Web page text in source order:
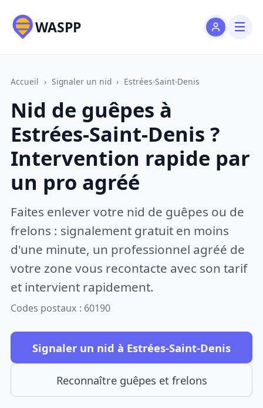
WASPP
Accueil › Signaler un nid › Estrées-Saint-Denis
Nid de guêpes à
Estrées-Saint-Denis ?
Intervention rapide par
un pro agréé
Faites enlever votre nid de guêpes ou de
frelons : signalement gratuit en moins
d'une minute, un professionnel agréé de
votre zone vous recontacte avec son tarif
et intervient rapidement.
Codes postaux : 60190
Signaler un nid à Estrées-Saint-Denis
Reconnaître guêpes et frelons